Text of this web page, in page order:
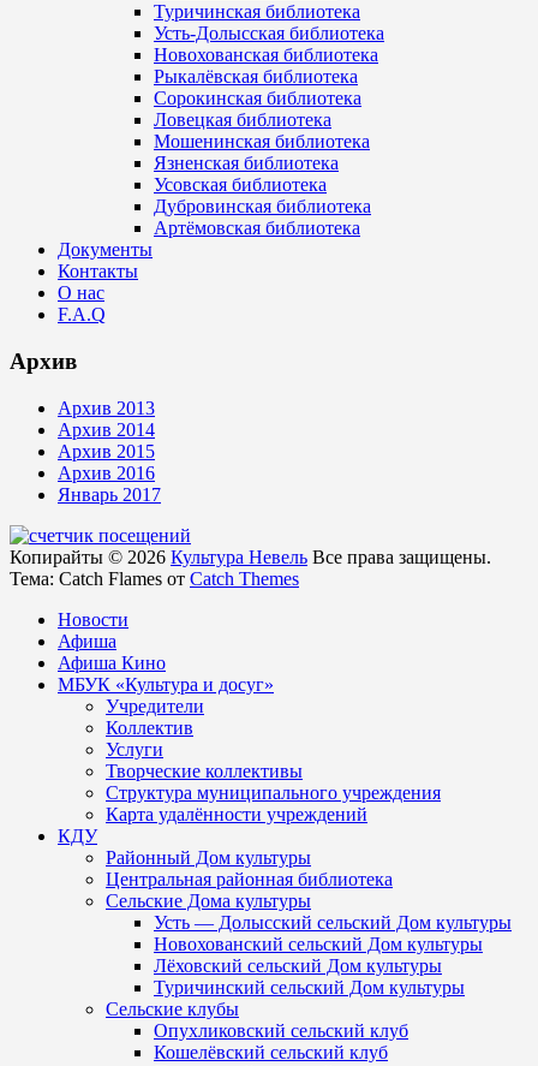
Туричинская библиотека
Усть-Долысская библиотека
Новохованская библиотека
Рыкалёвская библиотека
Сорокинская библиотека
Ловецкая библиотека
Мошенинская библиотека
Язненская библиотека
Усовская библиотека
Дубровинская библиотека
Артёмовская библиотека
Документы
Контакты
О нас
F.A.Q
Архив
Архив 2013
Архив 2014
Архив 2015
Архив 2016
Январь 2017
Копирайты © 2026 Культура Невель Все права защищены.
Тема: Catch Flames от Catch Themes
Новости
Афиша
Афиша Кино
МБУК «Культура и досуг»
Учредители
Коллектив
Услуги
Творческие коллективы
Структура муниципального учреждения
Карта удалённости учреждений
КДУ
Районный Дом культуры
Центральная районная библиотека
Сельские Дома культуры
Усть — Долысский сельский Дом культуры
Новохованский сельский Дом культуры
Лёховский сельский Дом культуры
Туричинский сельский Дом культуры
Сельские клубы
Опухликовский сельский клуб
Кошелёвский сельский клуб